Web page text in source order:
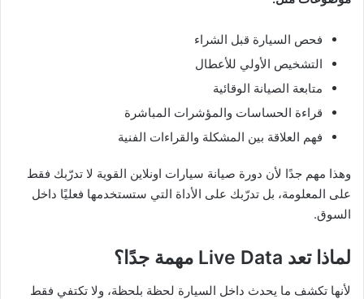
فحص السيارة قبل الشراء
التشخيص الأولي للأعطال
متابعة الصيانة الوقائية
قراءة الحساسات والمؤشرات المباشرة
فهم العلاقة بين المشكلة والقراءات الفنية
وهذا مهم جدًا لأن دورة صيانة سيارات اونلاين القوية لا تدرّبك فقط
على المعلومة، بل تدرّبك على الأداة التي ستستخدمها فعليًا داخل
السوق.
لماذا تعد Live Data مهمة جدًا؟
لأنها تكشف ما يحدث داخل السيارة لحظة بلحظة، ولا تكتفي فقط